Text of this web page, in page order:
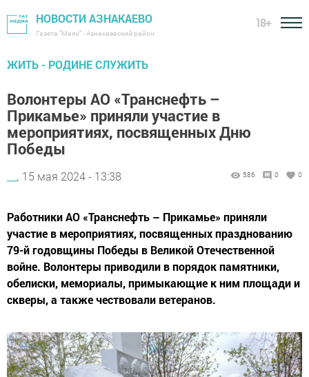
НОВОСТИ АЗНАКАЕВО
Газета "Маяк" - Азнакаевский район
18+
ЖИТЬ - РОДИНЕ СЛУЖИТЬ
Волонтеры АО «Транснефть –
Прикамье» приняли участие в
мероприятиях, посвященных Дню
Победы
__, 15 мая 2024 - 13:38 586 0 0
Работники АО «Транснефть – Прикамье» приняли
участие в мероприятиях, посвященных празднованию
79-й годовщины Победы в Великой Отечественной
войне. Волонтеры приводили в порядок памятники,
обелиски, мемориалы, примыкающие к ним площади и
скверы, а также чествовали ветеранов.